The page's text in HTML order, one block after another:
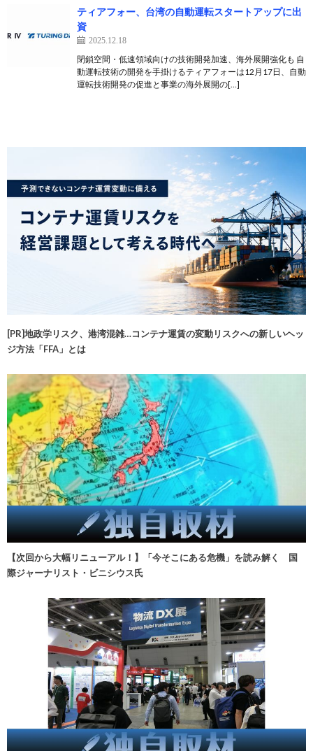
ティアフォー、台湾の自動運転スタートアップに出
資
2025.12.18
閉鎖空間・低速領域向けの技術開発加速、海外展開強化も 自
動運転技術の開発を手掛けるティアフォーは12月17日、自動
運転技術開発の促進と事業の海外展開の[…]
[PR]地政学リスク、港湾混雑…コンテナ運賃の変動リスクへの新しいヘッ
ジ方法「FFA」とは
【次回から大幅リニューアル！】「今そこにある危機」を読み解く 国
際ジャーナリスト・ビニシウス氏